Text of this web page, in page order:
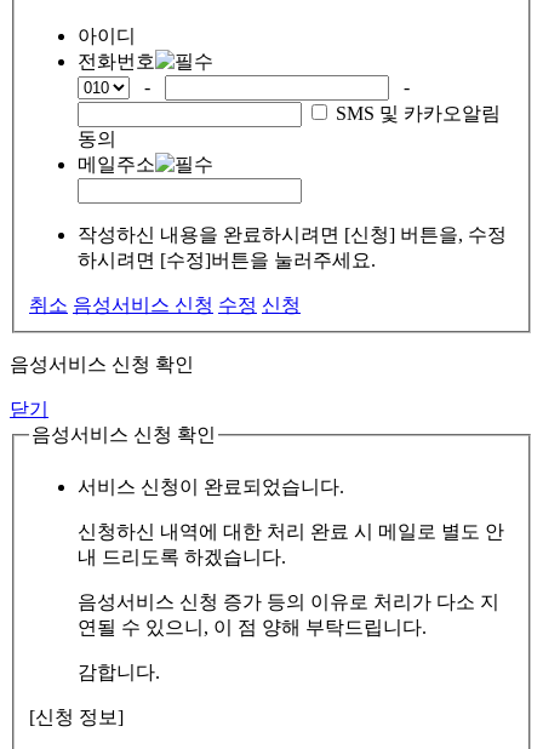
아이디
전화번호
-
-
SMS 및 카카오알림
동의
메일주소
작성하신 내용을 완료하시려면 [신청] 버튼을, 수정
하시려면 [수정]버튼을 눌러주세요.
취소 음성서비스 신청 수정 신청
음성서비스 신청 확인
닫기
음성서비스 신청 확인
서비스 신청이 완료되었습니다.
신청하신 내역에 대한 처리 완료 시 메일로 별도 안
내 드리도록 하겠습니다.
음성서비스 신청 증가 등의 이유로 처리가 다소 지
연될 수 있으니, 이 점 양해 부탁드립니다.
감합니다.
[신청 정보]